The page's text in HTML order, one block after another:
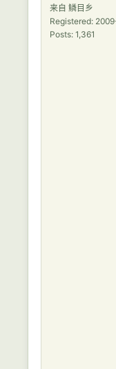
来自 鳞目乡
Registered:
Posts: 1,361